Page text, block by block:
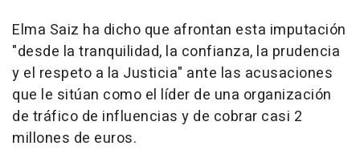
Elma Saiz ha dicho que afrontan esta imputación
"desde la tranquilidad, la confianza, la prudencia
y el respeto a la Justicia" ante las acusaciones
que le sitúan como el líder de una organización
de tráfico de influencias y de cobrar casi 2
millones de euros.